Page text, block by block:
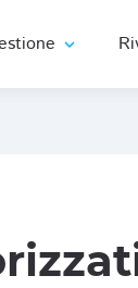
expand_more